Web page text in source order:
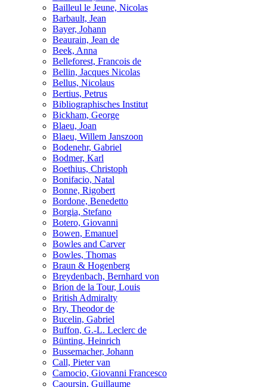
Bailleul le Jeune, Nicolas
Barbault, Jean
Bayer, Johann
Beaurain, Jean de
Beek, Anna
Belleforest, Francois de
Bellin, Jacques Nicolas
Bellus, Nicolaus
Bertius, Petrus
Bibliographisches Institut
Bickham, George
Blaeu, Joan
Blaeu, Willem Janszoon
Bodenehr, Gabriel
Bodmer, Karl
Boethius, Christoph
Bonifacio, Natal
Bonne, Rigobert
Bordone, Benedetto
Borgia, Stefano
Botero, Giovanni
Bowen, Emanuel
Bowles and Carver
Bowles, Thomas
Braun & Hogenberg
Breydenbach, Bernhard von
Brion de la Tour, Louis
British Admiralty
Bry, Theodor de
Bucelin, Gabriel
Buffon, G.-L. Leclerc de
Bünting, Heinrich
Bussemacher, Johann
Call, Pieter van
Camocio, Giovanni Francesco
Caoursin, Guillaume